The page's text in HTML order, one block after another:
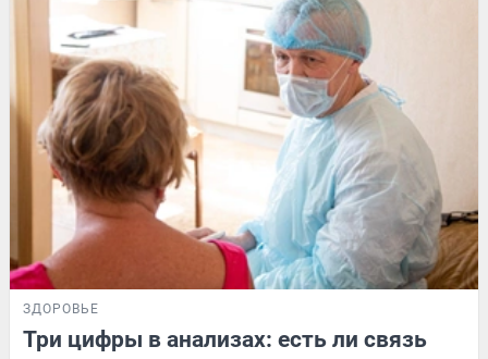
ЗДОРОВЬЕ
Три цифры в анализах: есть ли связь